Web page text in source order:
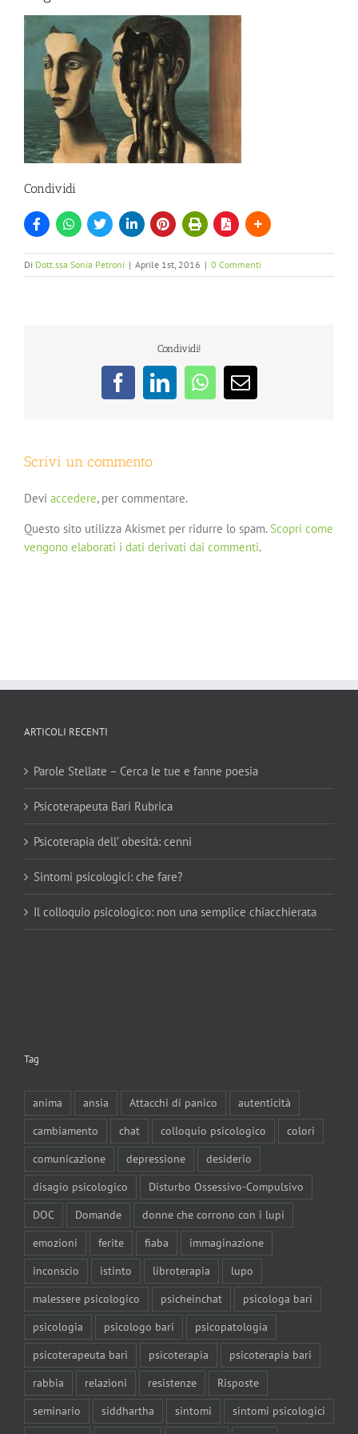
Condividi
Di Dott.ssa Sonia Petroni | Aprile 1st, 2016 | 0 Commenti
Condividi!
FacebookLinkedInWhatsApp
Email
Scrivi un commento
Devi accedere, per commentare.
Questo sito utilizza Akismet per ridurre lo spam. Scopri come
vengono elaborati i dati derivati dai commenti.
ARTICOLI RECENTI
Parole Stellate – Cerca le tue e fanne poesia
Psicoterapeuta Bari Rubrica
Psicoterapia dell’ obesità: cenni
Sintomi psicologici: che fare?
Il colloquio psicologico: non una semplice chiacchierata
Tag
anima ansia Attacchi di panico
autenticità
cambiamento
chat colloquio psicologico
colori
comunicazione
depressione
desiderio
disagio psicologico
Disturbo Ossessivo-Compulsivo
DOC
Domande
donne che corrono con i lupi
emozioni
ferite fiaba
immaginazione
inconscio
istinto libroterapia
lupo
malessere psicologico
psicheinchat
psicologa bari
psicologia
psicologo bari
psicopatologia
psicoterapeuta bari
psicoterapia
psicoterapia bari
rabbia
relazioni resistenze
Risposte
seminario
siddhartha sintomi
sintomi psicologici